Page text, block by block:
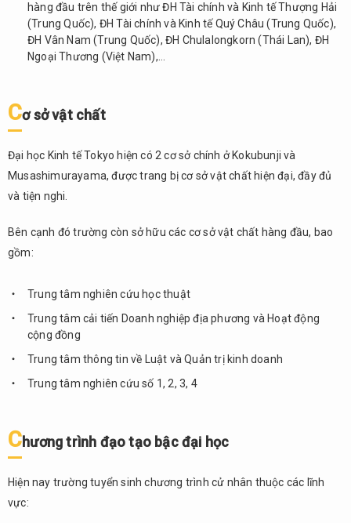
1.7.
Chính
sách
hỗ
viên
học
Nhật
Bản(日
2.1.
Thông
tin
chung
2.2.
bật
Cơ sở
hàng đầu trên thế giới như ĐH Tài chính và Kinh tế Thượng Hải
(Trung Quốc), ĐH Tài chính và Kinh tế Quý Châu (Trung Quốc),
ĐH Vân Nam (Trung Quốc), ĐH Chulalongkorn (Thái Lan), ĐH
Ngoại Thương (Việt Nam),…
Cơsởvật chất
Đại học Kinh tế Tokyo hiện có 2 cơ sở chính ở Kokubunji và
Musashimurayama, được trang bị cơ sở vật chất hiện đại, đầy đủ
và tiện nghi.
Bên cạnh đó trường còn sở hữu các cơ sở vật chất hàng đầu, bao
gồm:
Trung tâm nghiên cứu học thuật
Trung tâm cải tiến Doanh nghiệp địa phương và Hoạt động
cộng đồng
Trung tâm thông tin về Luật và Quản trị kinh doanh
Trung tâm nghiên cứu số 1, 2, 3, 4
Chương trình đạo tạo bậc đại học
Hiện nay trường tuyển sinh chương trình cử nhân thuộc các lĩnh
vực: